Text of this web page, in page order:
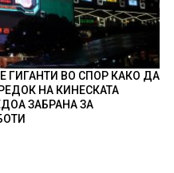
ГИГАНТИ ВО СПОР КАКО ДА
НА КИНЕСКАТА
ЗАБРАНА ЗА